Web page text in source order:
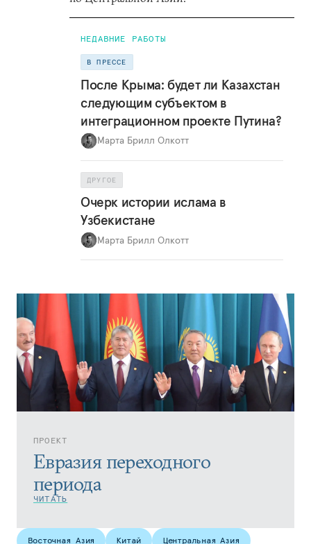
ПРОЕКТ
Евразия переходного
периода
ЧИТАТЬ
НЕДАВНИЕ РАБОТЫ
В ПРЕССЕ
После Крыма: будет ли Казахстан
следующим субъектом в
интеграционном проекте Путина?
Марта Брилл Олкотт
ДРУГОЕ
Очерк истории ислама в
Узбекистане
Марта Брилл Олкотт
Восточная Азия Китай Центральная Азия